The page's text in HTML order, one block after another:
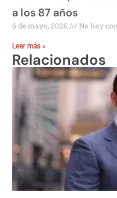
a los 87 años
6 de mayo, 2026 No hay
Leer más »
Relacionados